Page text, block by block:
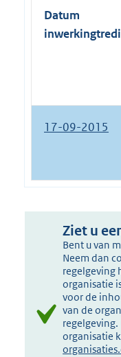
Datum
17-09-2015
Ziet u
Bent u van
Neem dan
regelgeving
organisatie
voor de
van de
regelgeving.
organisatie